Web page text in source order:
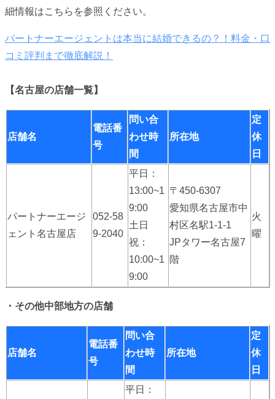
細情報はこちらを参照ください。
パートナーエージェントは本当に結婚できるの？！料金・口
コミ評判まで徹底解説！
【名古屋の店舗一覧】
店舗名
電話番
号
問い合
わせ時
間
所在地
定
休
日
パートナーエージ
ェント名古屋店
052-58
9-2040
平日：
13:00~1
9:00
土日
祝：
10:00~1
9:00
〒450-6307
愛知県名古屋市中
村区名駅1-1-1
JPタワー名古屋7
階
火
曜
・その他中部地方の店舗
店舗名
電話番
号
問い合
わせ時
間
所在地
定
休
日
平日：